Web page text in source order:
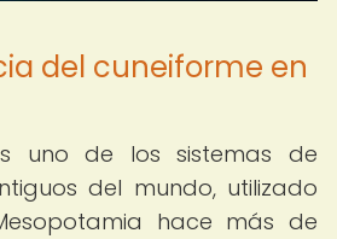
del cuneiforme en
uno de los sistemas de
del mundo, utilizado
hace más de